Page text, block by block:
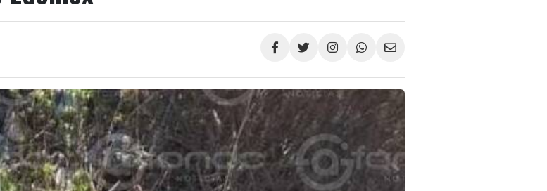
Compartir